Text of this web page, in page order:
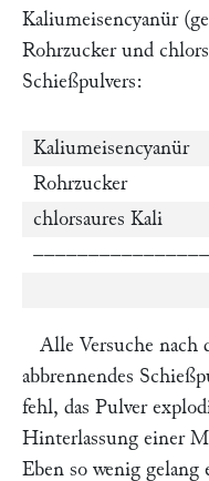
Kaliumeisencyanür
Rohrzucker und
Schießpulvers:
Kaliumeisencyanür
Rohrzucker
chlorsaures Kali
Alle Versuche nach
abbrennendes
fehl, das Pulver
Hinterlassung einer
Eben so wenig